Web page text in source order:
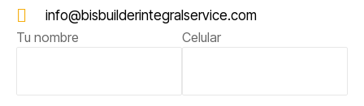
info@bisbuilderintegralservice.com
Tu nombre
Celular